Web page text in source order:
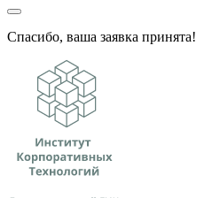
Спасибо, ваша заявка принята!